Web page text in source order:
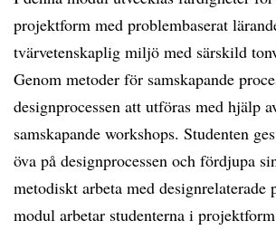
projektform med problembaserat
tvärvetenskaplig miljö med särskild
Genom metoder för samskapande
designprocessen att utföras med hjälp
samskapande workshops. Studenten
öva på designprocessen och fördjupa
metodiskt arbeta med designrelaterade
modul arbetar studenterna i